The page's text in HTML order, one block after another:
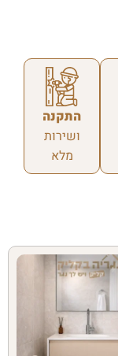
התקנה
ושירות
מלא